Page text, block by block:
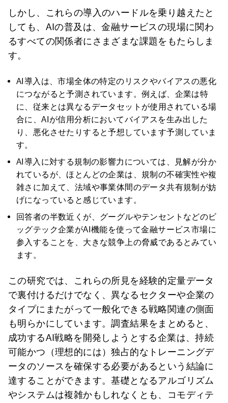
しかし、これらの導入のハードルを乗り越えたと
しても、AIの普及は、金融サービスの現場に関わ
るすべての関係者にさまざまな課題をもたらしま
す。
AI導入は、市場全体の特定のリスクやバイアスの悪化
につながると予測されています。例えば、企業は特
に、従来とは異なるデータセットが使用されている場
合に、AIが信用分析においてバイアスを生み出した
り、悪化させたりすると予想しています予測していま
す。
AI導入に対する規制の影響力については、見解が分か
れているが、ほとんどの企業は、規制の不確実性や複
雑さに加えて、法域や事業体間のデータ共有規制が妨
げになっていると感じています。
回答者の半数近くが、グーグルやテンセントなどのビ
ッグテック企業がAI機能を使って金融サービス市場に
参入することを、大きな競争上の脅威であるとみてい
ます。
この研究では、これらの所見を経験的定量データ
で裏付けるだけでなく、異なるセクターや企業の
タイプにまたがって一般化できる戦略関連の側面
も明らかにしています。調査結果をまとめると、
成功するAI戦略を開発しようとする企業は、持続
可能かつ（理想的には）独占的なトレーニングデ
ータのソースを確保する必要があるという結論に
達することができます。基礎となるアルゴリズム
やシステムは複雑かもしれなくとも、コモディテ